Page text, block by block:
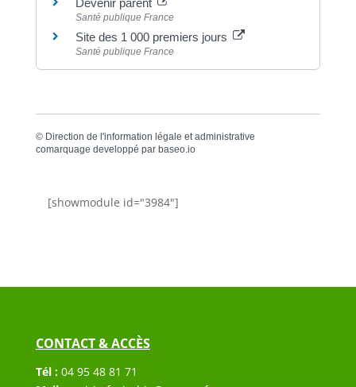
Santé publique France
Site des 1 000 premiers jours
Santé publique France
© Direction de l'information légale et administrative
comarquage developpé par baseo.io
[showmodule id="3984"]
CONTACT & ACCÈS
Tél : 04 95 48 81 71